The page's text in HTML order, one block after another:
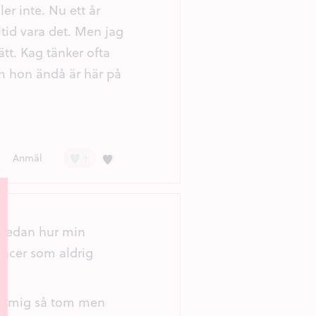
inte. Nu ett år
vara det. Men jag
Kag tänker ofta
hon ändå är här på
Anmäl Kärlek (3)
hur min
som aldrig
mig så tom men